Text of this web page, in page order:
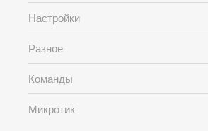
Настройки
Разное
Команды
Микротик